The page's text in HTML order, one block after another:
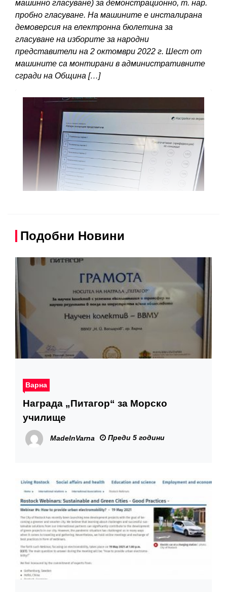
машинно гласуване) за демонстрационно, т. нар.
пробно гласуване. На машините е инсталирана
демоверсия на електронна бюлетина за
гласуване на изборите за народни
представители на 2 октомври 2022 г. Шест от
машините са монтирани в административните
сгради на Община […]
Подобни Новини
Варна
Награда „Питагор“ за Морско
училище
MadeInVarna Преди 5 години